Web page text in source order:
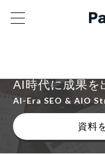
AI時代に成果を
AI-Era SEO & AIO
資料